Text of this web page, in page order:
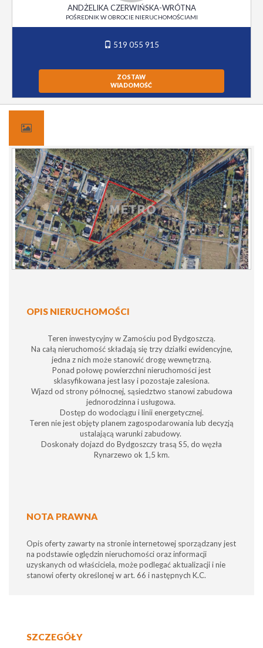
ANDŻELIKA CZERWIŃSKA-WRÓTNA
POŚREDNIK W OBROCIE NIERUCHOMOŚCIAMI
519 055 915
ZOSTAW
WIADOMOŚĆ
OPIS NIERUCHOMOŚCI
Teren inwestycyjny w Zamościu pod Bydgoszczą.
Na całą nieruchomość składają się trzy działki ewidencyjne,
jedna z nich może stanowić drogę wewnętrzną.
Ponad połowę powierzchni nieruchomości jest
sklasyfikowana jest lasy i pozostaje zalesiona.
Wjazd od strony północnej, sąsiedztwo stanowi zabudowa
jednorodzinna i usługowa.
Dostęp do wodociągu i linii energetycznej.
Teren nie jest objęty planem zagospodarowania lub decyzją
ustalającą warunki zabudowy.
Doskonały dojazd do Bydgoszczy trasą S5, do węzła
Rynarzewo ok 1,5 km.
NOTA PRAWNA
Opis oferty zawarty na stronie internetowej sporządzany jest
na podstawie oględzin nieruchomości oraz informacji
uzyskanych od właściciela, może podlegać aktualizacji i nie
stanowi oferty określonej w art. 66 i następnych K.C.
SZCZEGÓŁY